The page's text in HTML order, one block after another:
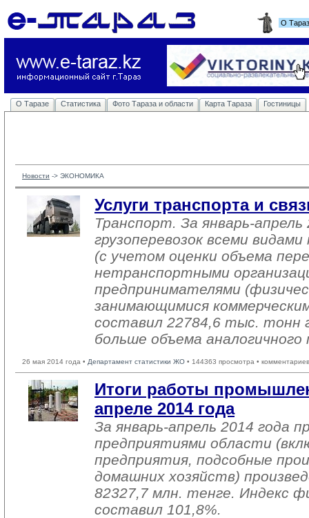
О
О Таразе Статистика Фото Тараза и области Карта Тараза Гостиницы
Новости -> ЭКОНОМИКА
Услуги транспорта и
Транспорт. За январь-апрель
грузоперевозок всеми
(с учетом оценки объема
нетранспортными
предпринимателями
занимающимися
составил 22784,6 тыс. тонн
больше объема аналогичного
26 мая 2014 года • Департамент статистики ЖО • 144363 просмотра •
Итоги работы
апреле 2014 года
За январь-апрель 2014 года
предприятиями области
предприятия, подсобные
домашних хозяйств)
82327,7 млн. тенге. Индекс
составил 101,8%.